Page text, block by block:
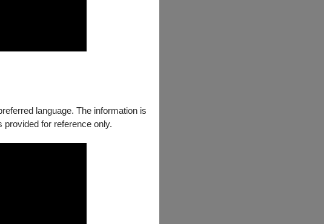
language. The information is
provided for reference only.